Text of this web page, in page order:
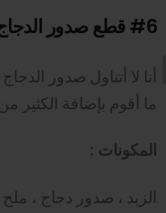
#6 قطع صدور
أنا لا أتناول صدور
ما أقوم بإضافة الكثير
المكونات :
الزبد ، صدور دجاج ،